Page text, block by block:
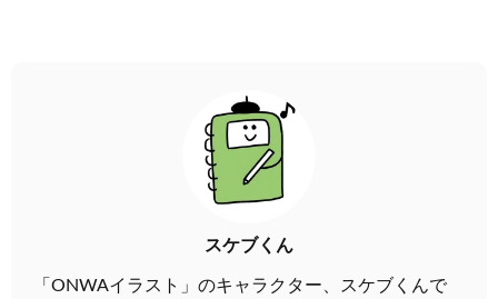
スケブくん
「ONWAイラスト」のキャラクター、スケブくんで